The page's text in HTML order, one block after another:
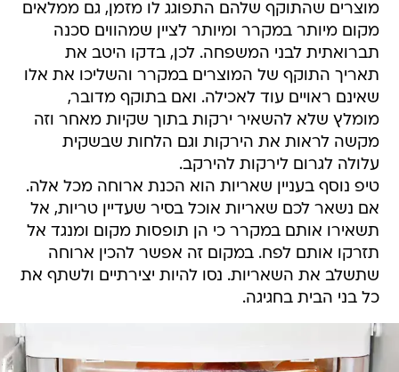
מוצרים שהתוקף שלהם התפוגג לו מזמן, גם ממלאים
מקום מיותר במקרר ומיותר לציין שמהווים סכנה
תברואתית לבני המשפחה. לכן, בדקו היטב את
תאריך התוקף של המוצרים במקרר והשליכו את אלו
שאינם ראויים עוד לאכילה. ואם בתוקף מדובר,
מומלץ שלא להשאיר ירקות בתוך שקיות מאחר וזה
מקשה לראות את הירקות וגם הלחות שבשקית
עלולה לגרום לירקות להירקב.
טיפ נוסף בעניין שאריות הוא הכנת ארוחה מכל אלה.
אם נשאר לכם שאריות אוכל בסיר שעדיין טריות, אל
תשאירו אותם במקרר כי הן תופסות מקום ומנגד אל
תזרקו אותם לפח. במקום זה אפשר להכין ארוחה
שתשלב את השאריות. נסו להיות יצירתיים ולשתף את
כל בני הבית בחגיגה.